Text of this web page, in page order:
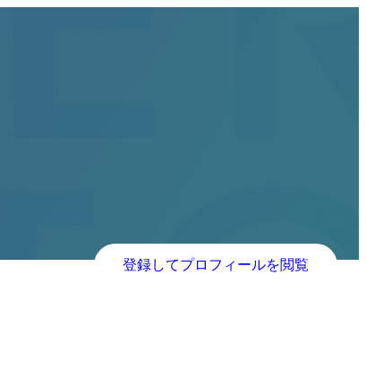
登録してプロフィールを閲覧